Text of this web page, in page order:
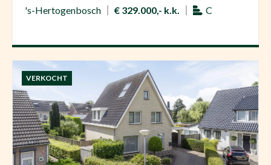
's-Hertogenbosch € 329.000,- k.k. C
VERKOCHT